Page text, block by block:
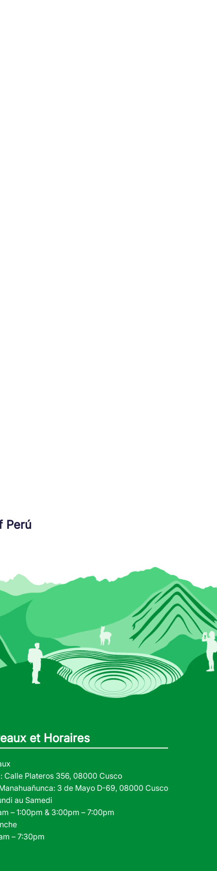
Perú
et Horaires
Calle Plateros 356, 08000 Cusco
3 de Mayo D-69, 08000 Cusco
au Samedi
– 1:00pm & 3:00pm – 7:00pm
– 7:30pm